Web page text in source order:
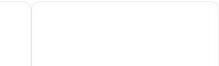
لابلاند هوتلز كوبيو هوتل